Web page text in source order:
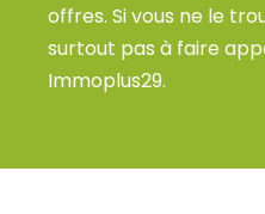
offres. Si vous ne le
surtout pas à faire
Immoplus29.